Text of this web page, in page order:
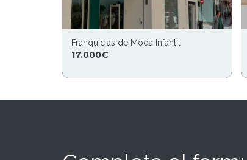
Franquicias de Moda Infantil
17.000€